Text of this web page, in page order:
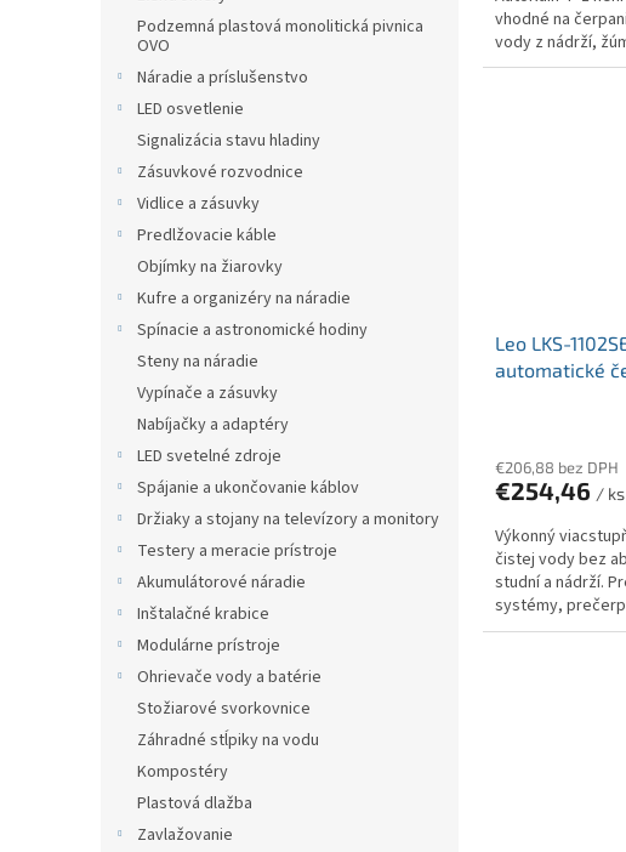
Podzemná plastová monolitická pivnica
OVO
Náradie a príslušenstvo
LED osvetlenie
Signalizácia stavu hladiny
Zásuvkové rozvodnice
Vidlice a zásuvky
Predlžovacie káble
Objímky na žiarovky
Kufre a organizéry na náradie
Spínacie a astronomické hodiny
Steny na náradie
Vypínače a zásuvky
Nabíjačky a adaptéry
LED svetelné zdroje
Spájanie a ukončovanie káblov
Držiaky a stojany na televízory a monitory
Testery a meracie prístroje
Akumulátorové náradie
Inštalačné krabice
Modulárne prístroje
Ohrievače vody a batérie
Stožiarové svorkovnice
Záhradné stĺpiky na vodu
Kompostéry
Plastová dlažba
Zavlažovanie
vhodné na
vody z nádrží,
domácnostiach
Leo LKS-
automatické
€206,88 bez DPH
€254,46 / ks
Výkonný
čistej vody bez
studní a nádrží.
systémy,
nádrže. V...